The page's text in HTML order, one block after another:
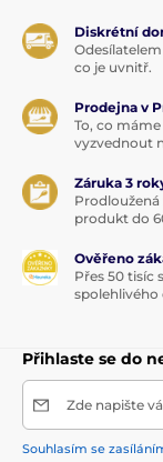
Diskrétní
co je uvnitř.
Prodejna v
To, co
vyzvednout
Záruka 3
produkt do
Ověřeno
Přes 50 tisíc
spolehlivého
Přihlaste se do
Zde napište
Souhlasím se